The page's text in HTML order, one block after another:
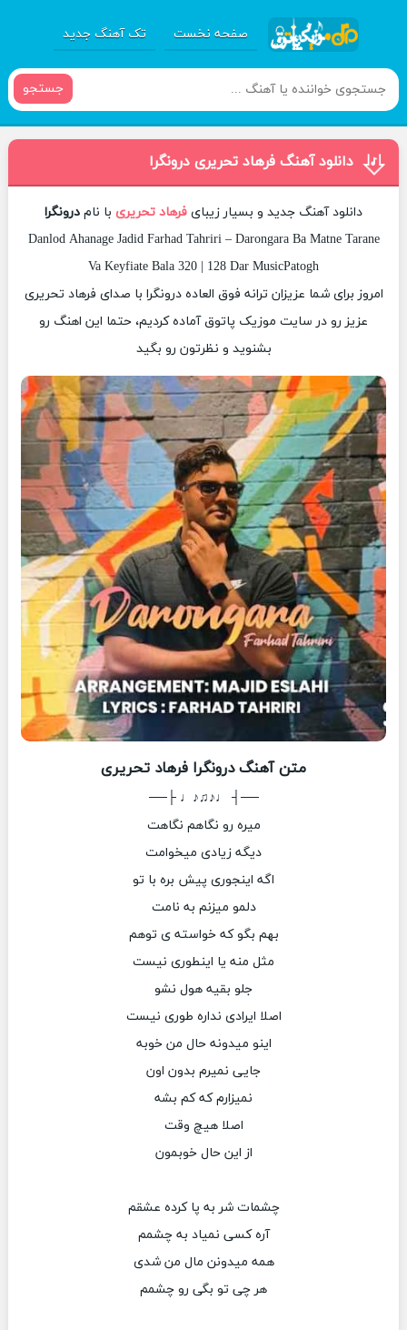
صفحه نخست تک آهنگ جدید
جستجو
دانلود آهنگ فرهاد تحریری درونگرا
دانلود آهنگ جدید و بسیار زیبای فرهاد تحریری با نام درونگرا
Danlod Ahanage Jadid Farhad Tahriri – Darongara Ba Matne Tarane
Va Keyfiate Bala 320 | 128 Dar MusicPatogh
امروز برای شما عزیزان ترانه فوق العاده درونگرا با صدای فرهاد تحریری
عزیز رو در سایت موزیک پاتوق آماده کردیم، حتما این اهنگ رو
بشنوید و نظرتون رو بگید
متن آهنگ درونگرا فرهاد تحریری
──┤ ♩♪♫♪♩ ├──
میره رو نگاهم نگاهت
دیگه زیادی میخوامت
اگه اینجوری پیش بره با تو
دلمو میزنم به نامت
بهم بگو که خواسته ی توهم
مثل منه یا اینطوری نیست
جلو بقیه هول نشو
اصلا ایرادی نداره طوری نیست
اینو میدونه حال من خوبه
جایی نمیرم بدون اون
نمیزارم که کم بشه
اصلا هیچ وقت
از این حال خوبمون
چشمات شر به پا کرده عشقم
آره کسی نمیاد به چشمم
همه میدونن مال من شدی
هر چی تو بگی رو چشمم